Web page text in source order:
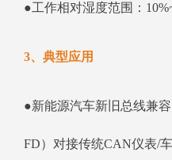
●工作相对湿度范围：
3、典型应用
●新能源汽车新旧总线兼
FD）对接传统CAN仪表/